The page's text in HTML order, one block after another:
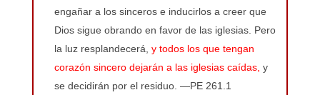
engañar a los sinceros e inducirlos a creer que
Dios sigue obrando en favor de las iglesias. Pero
la luz resplandecerá, y todos los que tengan
corazón sincero dejarán a las iglesias caídas, y
se decidirán por el residuo. —PE 261.1